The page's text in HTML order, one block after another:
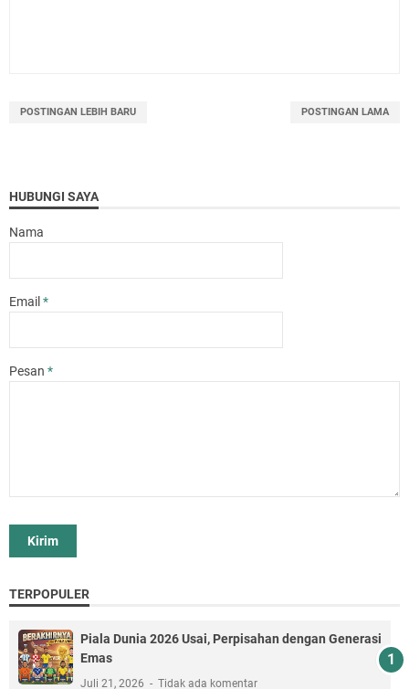
POSTINGAN LEBIH BARU POSTINGAN LAMA
HUBUNGI SAYA
Nama
Email*
Pesan *
TERPOPULER
Piala Dunia 2026 Usai, Perpisahan dengan Generasi
Emas
Juli 21, 2026 Tidak ada komentar